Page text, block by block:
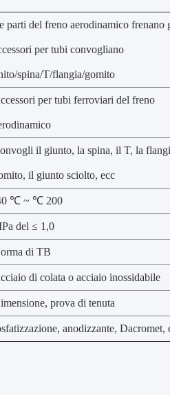
parti del freno aerodinamico frenano
per tubi convogliano
spina/T/flangia/gomito
per tubi ferroviari del freno
il giunto, la spina, il T, la
il giunto sciolto, ecc
℃ ~ ℃ 200
del ≤ 1,0
di TB
di colata o acciaio inossidabile
prova di tenuta
anodizzante, Dacromet,